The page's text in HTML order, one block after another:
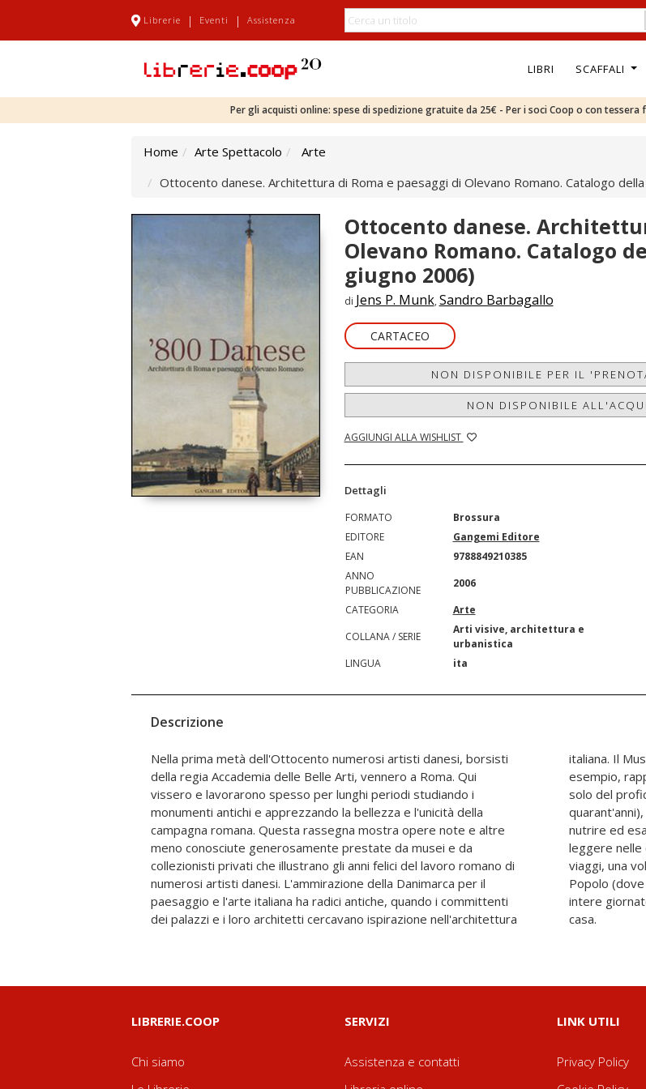
Librerie | Eventi | Assistenza
LIBRI SCAFFALI
Per gli acquisti online: spese di spedizione gratuite da 25€ - Per i soci Coop o con
Home Arte Spettacolo
Arte
Ottocento danese. Architettura di Roma e paesaggi di Olevano Romano. Catalogo
Ottocento danese.
Olevano Romano. Catalogo
giugno 2006)
di Jens P. Munk, Sandro Barbagallo
CARTACEO
NON DISPONIBILE PER IL
NON DISPONIBILE
AGGIUNGI ALLA WISHLIST
Dettagli
FORMATO
Brossura
EDITORE
Gangemi Editore
EAN
9788849210385
ANNO
PUBBLICAZIONE
2006
CATEGORIA
Arte
COLLANA / SERIE
Arti visive, architettura e
urbanistica
LINGUA
ita
Descrizione
Nella prima metà dell'Ottocento numerosi artisti danesi, borsisti
della regia Accademia delle Belle Arti, vennero a Roma. Qui
vissero e lavorarono spesso per lunghi periodi studiando i
monumenti antichi e apprezzando la bellezza e l'unicità della
campagna romana. Questa rassegna mostra opere note e altre
meno conosciute generosamente prestate da musei e da
collezionisti privati che illustrano gli anni felici del lavoro romano di
numerosi artisti danesi. L'ammirazione della Danimarca per il
paesaggio e l'arte italiana ha radici antiche, quando i committenti
dei palazzi e i loro architetti cercavano ispirazione nell'architettura
italiana. Il Museo Thorvaldsen a Copenaghen ne è un valido
esempio, rappresentando una delle più incisive testimonianze non
solo del proficuo soggiorno dello scultore a Roma (durato
quarant'anni), ma anche di quanto l'arte italiana abbia saputo
nutrire ed esaltare il talento dei grandi artisti danesi. Ed è bello
leggere nelle cronache dell'epoca che, dopo lunghi e estenuanti
viaggi, una volta giunti alla meta con il passaggio di Porta del
Popolo (dove sulla Piazza avevano l'abitudine di incontrarsi dopo
intere giornate di studi e di lavoro negli atelier) si sentivano a
casa.
LIBRERIE.COOP
Chi siamo
SERVIZI
Assistenza e contatti
LINK UTILI
Privacy Policy